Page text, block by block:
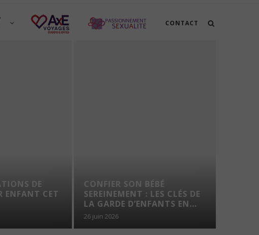
CONTACT
DE
ENFANT CET
CONFIER SON BÉBÉ
SEREINEMENT : LES CLÉS DE
LA GARDE D’ENFANTS EN...
26 juin 2026